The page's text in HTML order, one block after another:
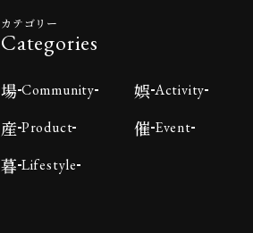
カテゴリー
Categories
場 Community 娯 Activity
産 Product 催 Event
暮 Lifestyle